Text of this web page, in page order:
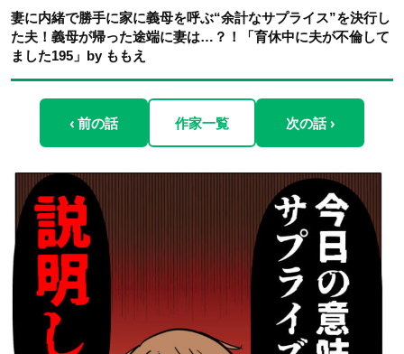
妻に内緒で勝手に家に義母を呼ぶ“余計なサプライス”を決行し
た夫！義母が帰った途端に妻は…？！「育休中に夫が不倫して
ました195」by ももえ
‹ 前の話 作家一覧 次の話 ›